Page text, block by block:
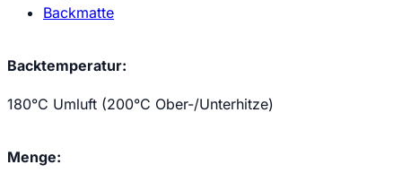
Backmatte
Backtemperatur:
180°C Umluft (200°C Ober-/Unterhitze)
Menge: